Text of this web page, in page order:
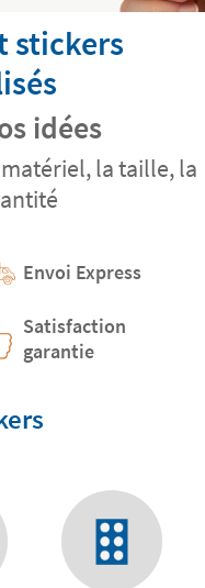
stickers
idées
la taille, la
Envoi Express
Satisfaction
garantie